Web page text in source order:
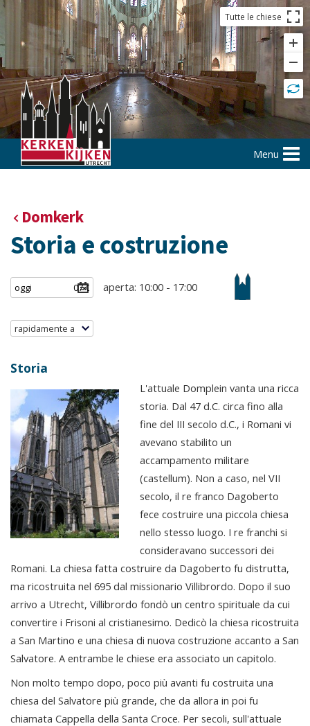
Tutte le chiese
Menu
Domkerk
Storia e costruzione
aperta: 10:00 - 17:00
rapidamente a
Storia
L'attuale Domplein vanta una ricca
storia. Dal 47 d.C. circa fino alla
fine del III secolo d.C., i Romani vi
avevano stabilito un
accampamento militare
(castellum). Non a caso, nel VII
secolo, il re franco Dagoberto
fece costruire una piccola chiesa
nello stesso luogo. I re franchi si
consideravano successori dei
Romani. La chiesa fatta costruire da Dagoberto fu distrutta,
ma ricostruita nel 695 dal missionario Villibrordo. Dopo il suo
arrivo a Utrecht, Villibrordo fondò un centro spirituale da cui
convertire i Frisoni al cristianesimo. Dedicò la chiesa ricostruita
a San Martino e una chiesa di nuova costruzione accanto a San
Salvatore. A entrambe le chiese era associato un capitolo.
Non molto tempo dopo, poco più avanti fu costruita una
chiesa del Salvatore più grande, che da allora in poi fu
chiamata Cappella della Santa Croce. Per secoli, sull'attuale